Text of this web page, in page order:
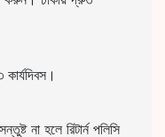
না হলে রিটার্ন পলিসি